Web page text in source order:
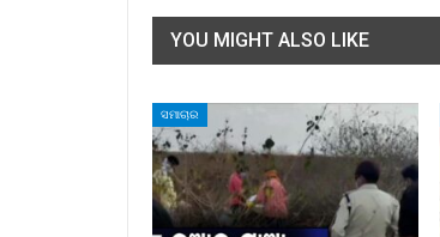
YOU MIGHT ALSO LIKE
ସମାଚାର